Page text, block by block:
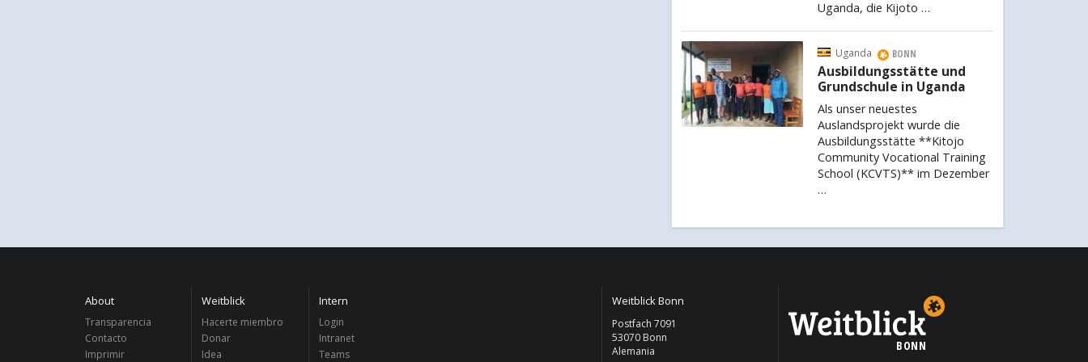
Uganda, die Kijoto …
Uganda BONN
Ausbildungsstätte und
Grundschule in Uganda
Als unser neuestes
Auslandsprojekt wurde die
Ausbildungsstätte **Kitojo
Community Vocational Training
School (KCVTS)** im Dezember
…
About
Transparencia
Contacto
Imprimir
Weitblick
Hacerte miembro
Donar
Idea
Intern
Login
Intranet
Teams
Weitblick Bonn
Postfach 7091
53070 Bonn
Alemania
BONN